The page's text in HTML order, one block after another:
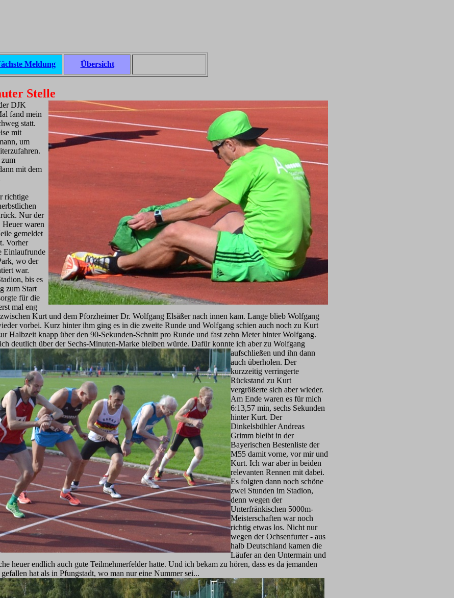
Meldung Übersicht
Stelle
DJK
fand mein
statt.
mit
um
zum
mit dem
richtige
Nur der
Heuer waren
gemeldet
Vorher
Einlaufrunde
wo der
war.
bis es
zum Start
für die
mal eng
Kurt und dem Pforzheimer Dr. Wolfgang Elsäßer nach innen kam. Lange blieb Wolfgang
vorbei. Kurz hinter ihm ging es in die zweite Runde und Wolfgang schien auch noch zu Kurt
Halbzeit knapp über den 90-Sekunden-Schnitt pro Runde und fast zehn Meter hinter Wolfgang.
deutlich über der Sechs-Minuten-Marke bleiben würde. Dafür konnte ich aber zu Wolfgang
aufschließen und ihn dann
auch überholen. Der
kurzzeitig verringerte
Rückstand zu Kurt
vergrößerte sich aber wieder.
Am Ende waren es für mich
6:13,57 min, sechs Sekunden
hinter Kurt. Der
Dinkelsbühler Andreas
Grimm bleibt in der
Bayerischen Bestenliste der
M55 damit vorne, vor mir und
Kurt. Ich war aber in beiden
relevanten Rennen mit dabei.
Es folgten dann noch schöne
zwei Stunden im Stadion,
denn wegen der
Unterfränkischen 5000m-
Meisterschaften war noch
richtig etwas los. Nicht nur
wegen der Ochsenfurter - aus
halb Deutschland kamen die
Läufer an den Untermain und
heuer endlich auch gute Teilmehmerfelder hatte. Und ich bekam zu hören, dass es da jemanden
hat als in Pfungstadt, wo man nur eine Nummer sei...